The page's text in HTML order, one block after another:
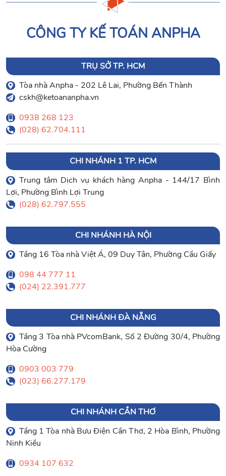
CÔNG TY KẾ TOÁN ANPHA
TRỤ SỞ TP. HCM
Tòa nhà Anpha - 202 Lê Lai, Phường Bến Thành
cskh@ketoananpha.vn
0938 268 123
(028) 62.704.111
CHI NHÁNH 1 TP. HCM
Trung tâm Dịch vụ khách hàng Anpha - 144/17 Bình
Lợi, Phường Bình Lợi Trung
(028) 62.797.555
CHI NHÁNH HÀ NỘI
Tầng 16 Tòa nhà Việt Á, 09 Duy Tân, Phường Cầu Giấy
098 44 777 11
(024) 22.391.777
CHI NHÁNH ĐÀ NẴNG
Tầng 3 Tòa nhà PVcomBank, Số 2 Đường 30/4, Phường
Hòa Cường
0903 003 779
(023) 66.277.179
CHI NHÁNH CẦN THƠ
Tầng 1 Tòa nhà Bưu Điện Cần Thơ, 2 Hòa Bình, Phường
Ninh Kiều
0934 107 632